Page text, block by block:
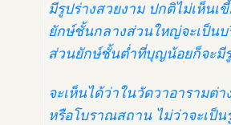
มีรูปร่างสวยงาม ปกติไม่เห็นเ
ยักษ์ชั้นกลางส่วนใหญ่จะเป็น
ส่วนยักษ์ชั้นต่ำที่บุญน้อยก็จะมี
จะเห็นได้ว่าในวัดวาอารามต่
หรือโบราณสถาน ไม่ว่าจะเป็